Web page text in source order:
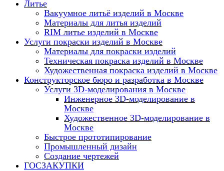
Литье
Вакуумное литьё изделий в Москве
Материалы для литья изделий
RIM литье изделий в Москве
Услуги покраски изделий в Москве
Материалы для покраски изделий
Техническая покраска изделий в Москве
Художественная покраска изделий в Москве
Конструкторское бюро и разработка в Москве
Услуги 3D-моделирования в Москве
Инженерное 3D-моделирование в
Москве
Художественное 3D-моделирование в
Москве
Быстрое прототипирование
Промышленный дизайн
Создание чертежей
ГОСЗАКУПКИ